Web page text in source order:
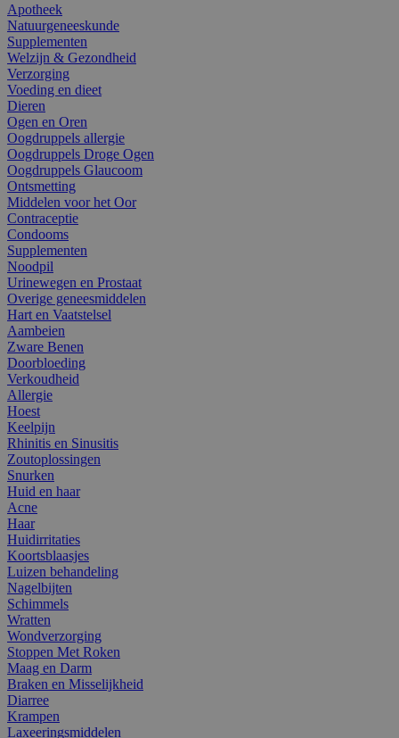
Apotheek
Natuurgeneeskunde
Supplementen
Welzijn & Gezondheid
Verzorging
Voeding en dieet
Dieren
Ogen en Oren
Oogdruppels allergie
Oogdruppels Droge Ogen
Oogdruppels Glaucoom
Ontsmetting
Middelen voor het Oor
Contraceptie
Condooms
Supplementen
Noodpil
Urinewegen en Prostaat
Overige geneesmiddelen
Hart en Vaatstelsel
Aambeien
Zware Benen
Doorbloeding
Verkoudheid
Allergie
Hoest
Keelpijn
Rhinitis en Sinusitis
Zoutoplossingen
Snurken
Huid en haar
Acne
Haar
Huidirritaties
Koortsblaasjes
Luizen behandeling
Nagelbijten
Schimmels
Wratten
Wondverzorging
Stoppen Met Roken
Maag en Darm
Braken en Misselijkheid
Diarree
Krampen
Laxeeringsmiddelen